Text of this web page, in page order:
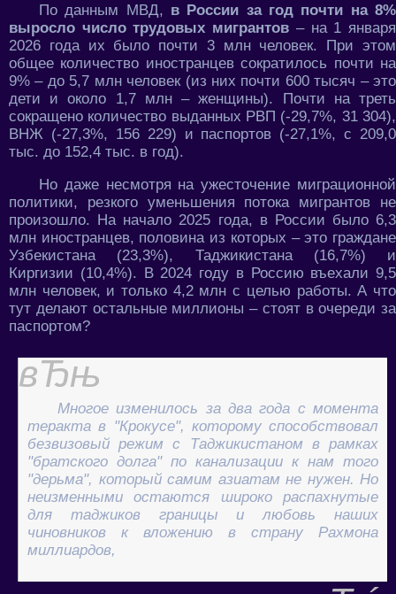
По данным МВД, в России за год почти на 8%
выросло число трудовых мигрантов – на 1 января
2026 года их было почти 3 млн человек. При этом
общее количество иностранцев сократилось почти на
9% – до 5,7 млн человек (из них почти 600 тысяч – это
дети и около 1,7 млн – женщины). Почти на треть
сокращено количество выданных РВП (-29,7%, 31 304),
ВНЖ (-27,3%, 156 229) и паспортов (-27,1%, с 209,0
тыс. до 152,4 тыс. в год).
Но даже несмотря на ужесточение миграционной
политики, резкого уменьшения потока мигрантов не
произошло. На начало 2025 года, в России было 6,3
млн иностранцев, половина из которых – это граждане
Узбекистана (23,3%), Таджикистана (16,7%) и
Киргизии (10,4%). В 2024 году в Россию въехали 9,5
млн человек, и только 4,2 млн с целью работы. А что
тут делают остальные миллионы – стоят в очереди за
паспортом?
Многое изменилось за два года с момента
теракта в "Крокусе", которому способствовал
безвизовый режим с Таджикистаном в рамках
"братского долга" по канализации к нам того
"дерьма", который самим азиатам не нужен. Но
неизменными остаются широко распахнутые
для таджиков границы и любовь наших
чиновников к вложению в страну Рахмона
миллиардов,